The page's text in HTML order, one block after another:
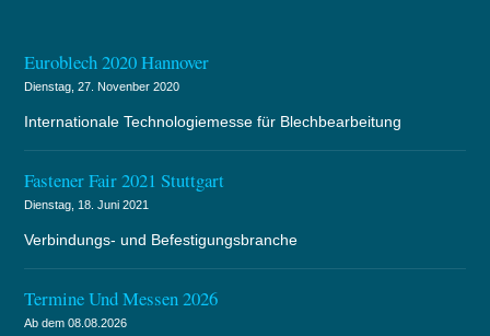
Euroblech 2020 Hannover
Dienstag, 27. Novenber 2020
Internationale Technologiemesse für Blechbearbeitung
Fastener Fair 2021 Stuttgart
Dienstag, 18. Juni 2021
Verbindungs- und Befestigungsbranche
Termine Und Messen 2026
Ab dem 08.08.2026